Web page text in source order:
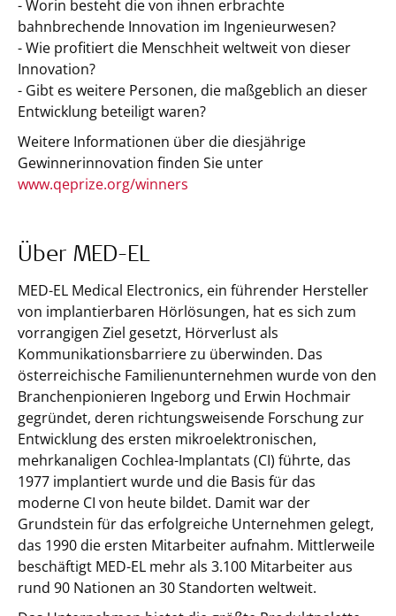
- Worin besteht die von ihnen erbrachte
bahnbrechende Innovation im Ingenieurwesen?
- Wie profitiert die Menschheit weltweit von dieser
Innovation?
- Gibt es weitere Personen, die maßgeblich an dieser
Entwicklung beteiligt waren?
Weitere Informationen über die diesjährige
Gewinnerinnovation finden Sie unter
www.qeprize.org/winners
Über MED-EL
MED-EL Medical Electronics, ein führender Hersteller
von implantierbaren Hörlösungen, hat es sich zum
vorrangigen Ziel gesetzt, Hörverlust als
Kommunikationsbarriere zu überwinden. Das
österreichische Familienunternehmen wurde von den
Branchenpionieren Ingeborg und Erwin Hochmair
gegründet, deren richtungsweisende Forschung zur
Entwicklung des ersten mikroelektronischen,
mehrkanaligen Cochlea-Implantats (CI) führte, das
1977 implantiert wurde und die Basis für das
moderne CI von heute bildet. Damit war der
Grundstein für das erfolgreiche Unternehmen gelegt,
das 1990 die ersten Mitarbeiter aufnahm. Mittlerweile
beschäftigt MED-EL mehr als 3.100 Mitarbeiter aus
rund 90 Nationen an 30 Standorten weltweit.